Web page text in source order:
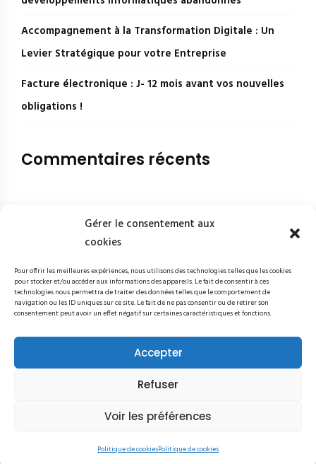
Gérer le consentement aux
cookies
Pour offrir les meilleures expériences, nous utilisons des technologies telles que les cookies
pour stocker et/ou accéder aux informations des appareils. Le fait de consentir à ces
technologies nous permettra de traiter des données telles que le comportement de
navigation ou les ID uniques sur ce site. Le fait de ne pas consentir ou de retirer son
consentement peut avoir un effet négatif sur certaines caractéristiques et fonctions.
Accepter
Refuser
Voir les préférences
Politique de cookiesPolitique de cookies
Accompagnement à la Transformation Digitale : Un
Levier Stratégique pour votre Entreprise
Facture électronique : J- 12 mois avant vos nouvelles
obligations !
Commentaires récents
2024 | Tous droits réservés 2024
STUDIOTIC